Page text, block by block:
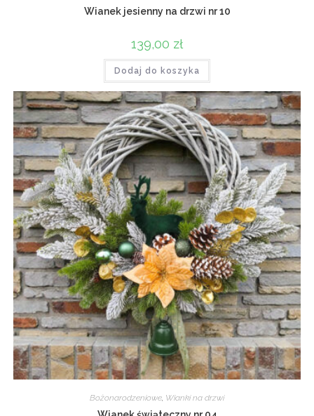
Wianek jesienny na drzwi nr 10
139,00 zł
Dodaj do koszyka
Bożonarodzeniowe, Wianki na drzwi